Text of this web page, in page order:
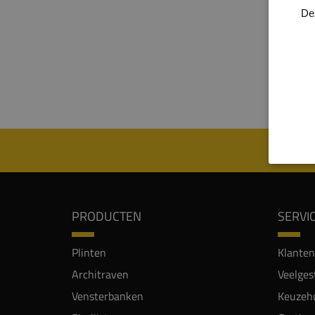
PRODUCTEN
Plinten
Architraven
Vensterbanken